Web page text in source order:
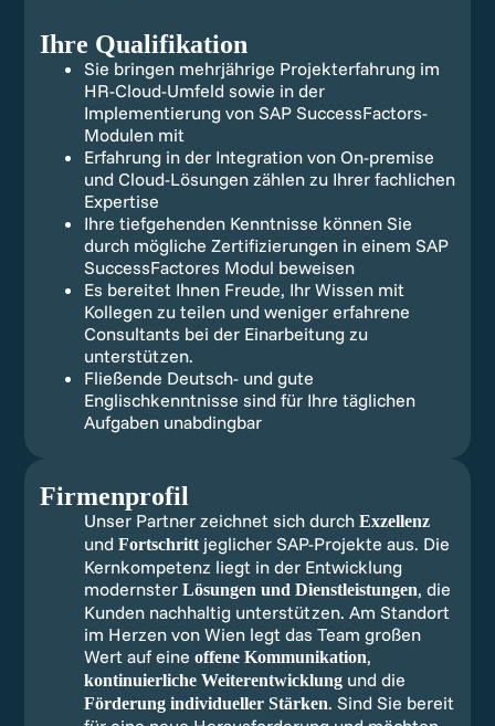
Ihre Qualifikation
Sie bringen mehrjährige Projekterfahrung im
HR-Cloud-Umfeld sowie in der
Implementierung von SAP SuccessFactors-
Modulen mit
Erfahrung in der Integration von On-premise
und Cloud-Lösungen zählen zu Ihrer fachlichen
Expertise
Ihre tiefgehenden Kenntnisse können Sie
durch mögliche Zertifizierungen in einem SAP
SuccessFactores Modul beweisen
Es bereitet Ihnen Freude, Ihr Wissen mit
Kollegen zu teilen und weniger erfahrene
Consultants bei der Einarbeitung zu
unterstützen.
Fließende Deutsch- und gute
Englischkenntnisse sind für Ihre täglichen
Aufgaben unabdingbar
Firmenprofil
Unser Partner zeichnet sich durch Exzellenz
und Fortschritt jeglicher SAP-Projekte aus. Die
Kernkompetenz liegt in der Entwicklung
modernster Lösungen und Dienstleistungen, die
Kunden nachhaltig unterstützen. Am Standort
im Herzen von Wien legt das Team großen
Wert auf eine offene Kommunikation,
kontinuierliche Weiterentwicklungund die
Förderung individueller Stärken. Sind Sie bereit